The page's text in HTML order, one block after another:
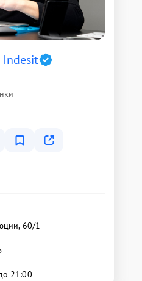
Indesit
60/1
21:00